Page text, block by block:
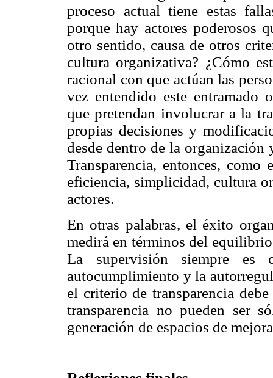
proceso actual tiene estas
porque hay actores poderosos
otro sentido, causa de otros
cultura organizativa? ¿Cómo
racional con que actúan las
vez entendido este entramado
que pretendan involucrar a la
propias decisiones y
desde dentro de la
Transparencia, entonces,
eficiencia, simplicidad, cultura
actores.
En otras palabras, el éxito
medirá en términos del
La supervisión siempre es
autocumplimiento y la
el criterio de transparencia
transparencia no pueden ser
generación de espacios de